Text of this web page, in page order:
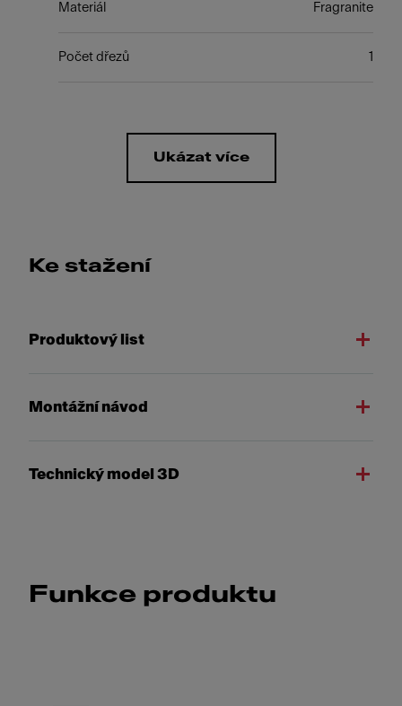
Materiál Fragranite
Počet dřezů 1
Ukázat více
Ke stažení
Produktový list
Montážní návod
Technický model 3D
Funkce produktu